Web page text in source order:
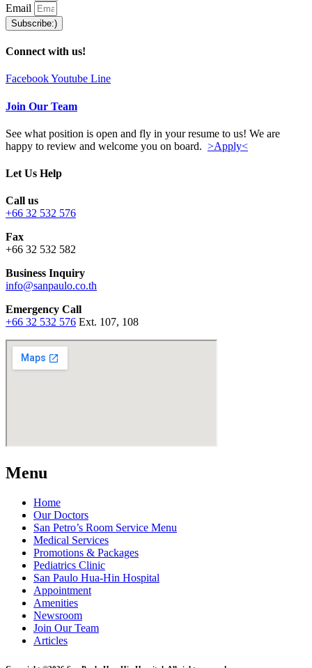
Email
Subscribe:)
Connect with us!
FacebookYoutube Line
Join Our Team
See what position is open and fly in your resume to us! We are
happy to review and welcome you on board. >Apply<
Let Us Help
Call us
+66 32 532 576
Fax
+66 32 532 582
Business Inquiry
info@sanpaulo.co.th
Emergency Call
+66 32 532 576 Ext. 107, 108
Menu
Home
Our Doctors
San Petro’s Room Service Menu
Medical Services
Promotions & Packages
Pediatrics Clinic
San Paulo Hua-Hin Hospital
Appointment
Amenities
Newsroom
Join Our Team
Articles